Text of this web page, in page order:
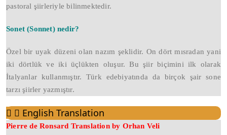
pastoral şiirleriyle bilinmektedir.
Sonet (Sonnet) nedir?
Özel bir uyak düzeni olan nazım şeklidir. On dört mısradan yani
iki dörtlük ve iki üçlükten oluşur. Bu şiir biçimini ilk olarak
İtalyanlar kullanmıştır. Türk edebiyatında da birçok şair sone
tarzı şiirler yazmıştır.
English Translation
Pierre de Ronsard Translation by Orhan Veli